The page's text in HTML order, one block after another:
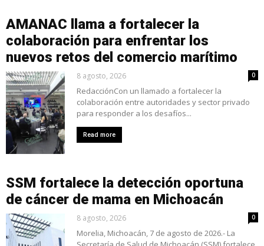
AMANAC llama a fortalecer la
colaboración para enfrentar los
nuevos retos del comercio marítimo
8 agosto, 2026 0
RedacciónCon un llamado a fortalecer la
colaboración entre autoridades y sector privado
para responder a los desafíos...
Read more
SSM fortalece la detección oportuna
de cáncer de mama en Michoacán
8 agosto, 2026 0
Morelia, Michoacán, 7 de agosto de 2026.- La